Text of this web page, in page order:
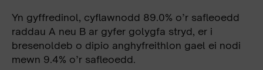
Yn gyffredinol, cyflawnodd 89.0% o’r safleoedd
raddau A neu B ar gyfer golygfa stryd, er i
bresenoldeb o dipio anghyfreithlon gael ei nodi
mewn 9.4% o’r safleoedd.